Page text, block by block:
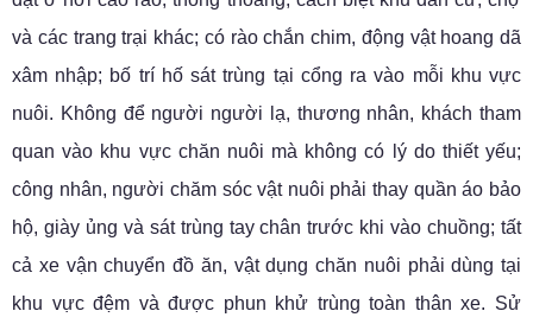
và các trang trại khác; có rào chắn chim, động vật hoang dã
xâm nhập; bố trí hố sát trùng tại cổng ra vào mỗi khu vực
nuôi. Không để người người lạ, thương nhân, khách tham
quan vào khu vực chăn nuôi mà không có lý do thiết yếu;
công nhân, người chăm sóc vật nuôi phải thay quần áo bảo
hộ, giày ủng và sát trùng tay chân trước khi vào chuồng; tất
cả xe vận chuyển đồ ăn, vật dụng chăn nuôi phải dùng tại
khu vực đệm và được phun khử trùng toàn thân xe. Sử